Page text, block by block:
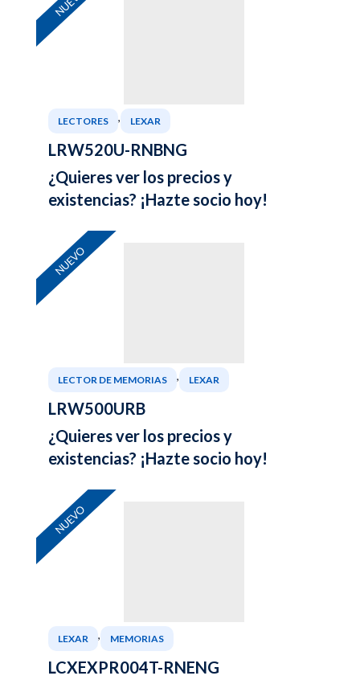
LECTORES , LEXAR
LRW520U-RNBNG
¿Quieres ver los precios y
existencias? ¡Hazte socio hoy!
NUEVO
LECTOR DE MEMORIAS , LEXAR
LRW500URB
¿Quieres ver los precios y
existencias? ¡Hazte socio hoy!
NUEVO
LEXAR , MEMORIAS
LCXEXPR004T-RNENG